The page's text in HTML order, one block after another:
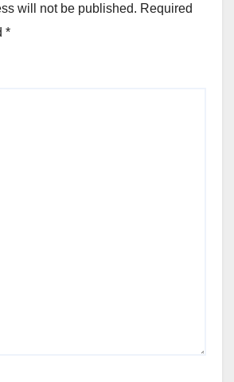
will not be published. Required
*